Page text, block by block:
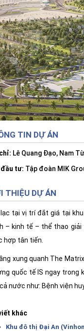
TIN DỰ ÁN
Lê Quang Đạo, Nam
đầu tư: Tập đoàn MIK
THIỆU DỰ ÁN
tại vị trí đắt giá tại
– kinh tế – thể thao giải
hợp tân tiến.
xung quanh The
quốc tế IS ngay trong
nước như: Bệnh viện
khác
Khu đô thị Đại An